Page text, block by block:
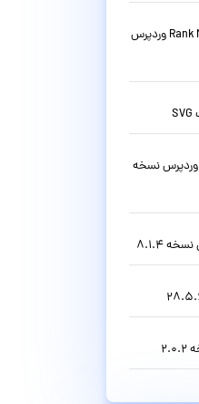
دانلود افزونه سئو حرفه ای رنک مث Rank Math Pro وردپرس
افزونه افزایش سرعت وبسایت Perfmatters وردپرس نسخه